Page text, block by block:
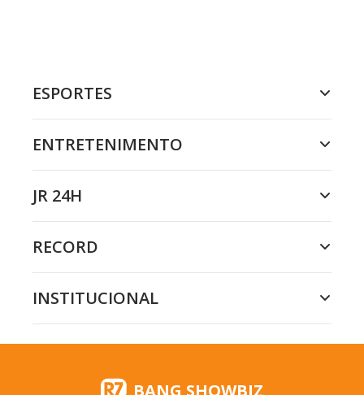
ESPORTES
ENTRETENIMENTO
JR 24H
RECORD
INSTITUCIONAL
BANG SHOWBIZ